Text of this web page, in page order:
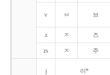
v ㅂ 브
z ㅈ 즈
zs ㅈ 주
j 이*